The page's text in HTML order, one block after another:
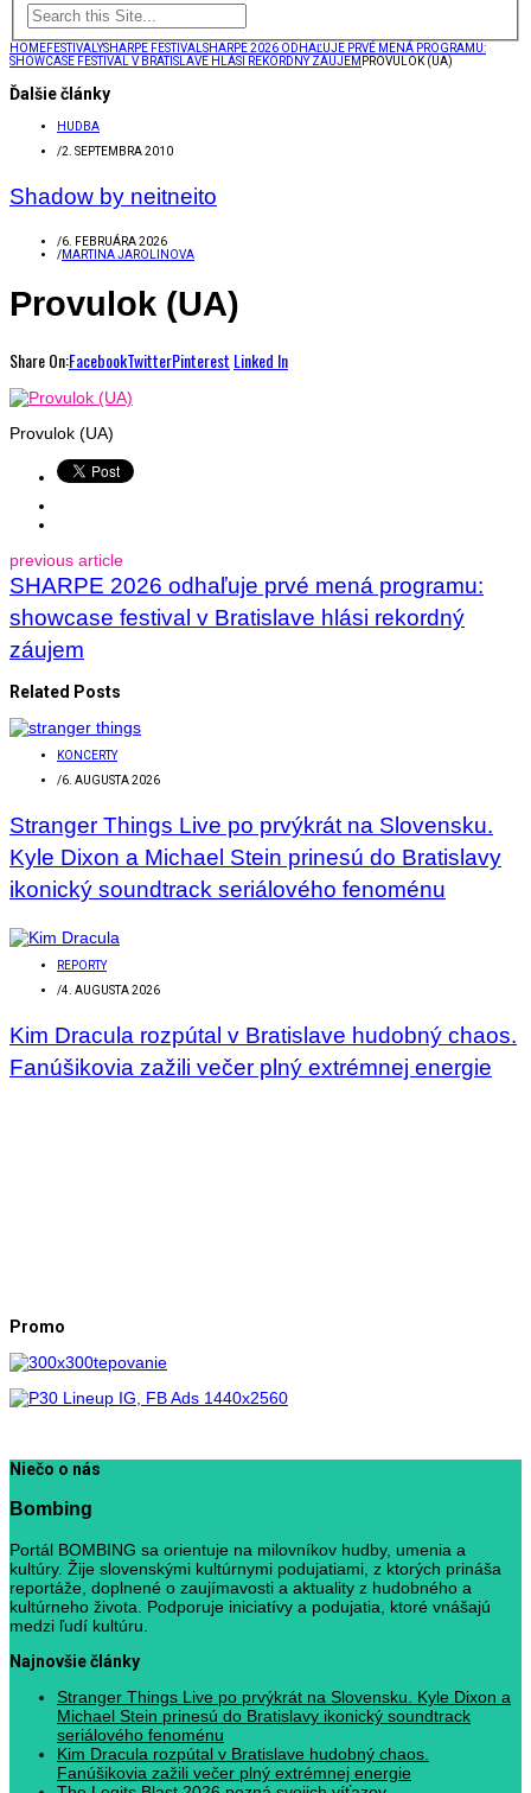
HOMEFESTIVALYSHARPE FESTIVAL SHARPE 2026 ODHAĽUJE PRVÉ MENÁ PROGRAMU:
SHOWCASE FESTIVAL V BRATISLAVE HLÁSI REKORDNÝ ZÁUJEM PROVULOK (UA)
Ďalšie články
HUDBA
/2. SEPTEMBRA 2010
Shadow by neitneito
/6. FEBRUÁRA 2026
/MARTINA JAROLINOVA
Provulok (UA)
Share On:FacebookTwitterPinterest Linked In
Provulok (UA)
previous article
SHARPE 2026 odhaľuje prvé mená programu:
showcase festival v Bratislave hlási rekordný
záujem
Related Posts
KONCERTY
/6. AUGUSTA 2026
Stranger Things Live po prvýkrát na Slovensku.
Kyle Dixon a Michael Stein prinesú do Bratislavy
ikonický soundtrack seriálového fenoménu
REPORTY
/4. AUGUSTA 2026
Kim Dracula rozpútal v Bratislave hudobný chaos.
Fanúšikovia zažili večer plný extrémnej energie
Promo
Niečo o nás
Bombing
Portál BOMBING sa orientuje na milovníkov hudby, umenia a
kultúry. Žije slovenskými kultúrnymi podujatiami, z ktorých prináša
reportáže, doplnené o zaujímavosti a aktuality z hudobného a
kultúrneho života. Podporuje iniciatívy a podujatia, ktoré vnášajú
medzi ľudí kultúru.
Najnovšie články
Stranger Things Live po prvýkrát na Slovensku. Kyle Dixon a
Michael Stein prinesú do Bratislavy ikonický soundtrack
seriálového fenoménu
Kim Dracula rozpútal v Bratislave hudobný chaos.
Fanúšikovia zažili večer plný extrémnej energie